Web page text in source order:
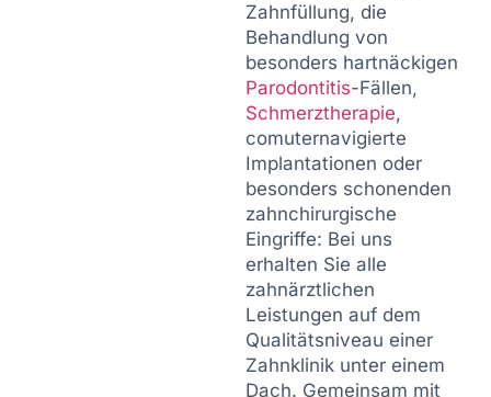
Zahnfüllung, die
Behandlung von
besonders hartnäckigen
Parodontitis-Fällen,
Schmerztherapie,
comuternavigierte
Implantationen oder
besonders schonenden
zahnchirurgische
Eingriffe: Bei uns
erhalten Sie alle
zahnärztlichen
Leistungen auf dem
Qualitätsniveau einer
Zahnklinik unter einem
Dach. Gemeinsam mit